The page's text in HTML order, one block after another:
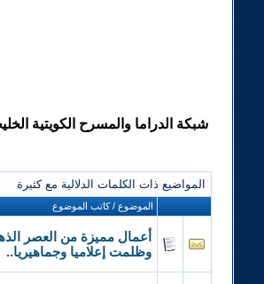
شبكة الدراما والمسرح الكويتية
المواضيع ذات الكلمات الدلالية معكثيرة
الموضوع / كاتب الموضوع
أعمال مميزة من العصر
وظلمت إعلاميا وجماهيريا..